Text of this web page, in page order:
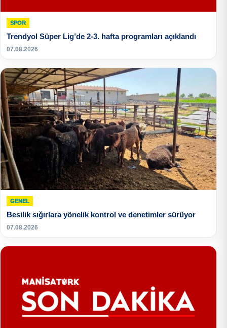
SPOR
Trendyol Süper Lig’de 2-3. hafta programları açıklandı
07.08.2026
GENEL
Besilik sığırlara yönelik kontrol ve denetimler sürüyor
07.08.2026